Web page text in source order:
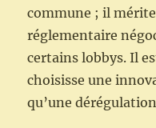
commune ; il
réglementaire
certains lobbys. Il
choisisse une
qu’une